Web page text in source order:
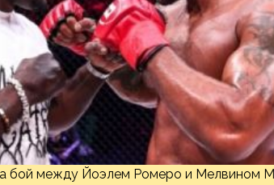
бой между Йоэлем Ромеро и Мелвином